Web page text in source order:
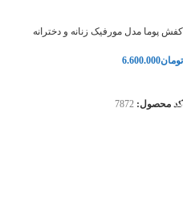
کفش پوما مدل مورفیک زنانه و دخترانه
تومان6.600.000
کد محصول: 7872